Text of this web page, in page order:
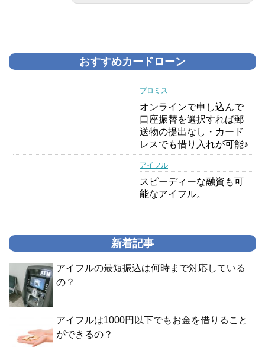
おすすめカードローン
プロミス
オンラインで申し込んで
口座振替を選択すれば郵
送物の提出なし・カード
レスでも借り入れが可能♪
アイフル
スピーディーな融資も可
能なアイフル。
新着記事
アイフルの最短振込は何時まで対応している
の？
アイフルは1000円以下でもお金を借りること
ができるの？